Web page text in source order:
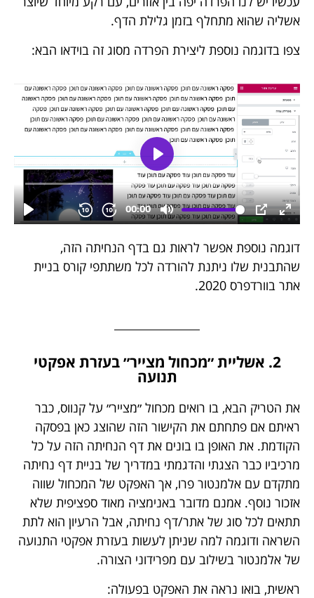
אשליה שהוא מתחלף בזמן גלילת הדף.
צפו בדוגמה נוספת ליצירת הפרדה מסוג זה בוידאו הבא:
דוגמה נוספת אפשר לראות גםבדף הנחיתה הזה,
שהתבנית שלו ניתנת להורדה לכל משתתפי קורסבניית
אתר בוורדפרס 2020
.
2. אשליית ״מכחול מצייר״ בעזרת אפקטי
תנועה
את הטריק הבא, בו רואים מכחול ״מצייר״ על קנווס, כבר
ראיתם אם פתחתם אתהקישור הזהשהוצג כאן בפסקה
הקודמת. את האופן בו בונים את דף הנחיתה הזה על כל
מרכיביו כבר הצגתי והדגמתי במדריך שלבניית דף נחיתה
מתקדם עם אלמנטור פרו, אך האפקט של המכחול שווה
אזכור נוסף. אמנם מדובר באנימציה מאוד ספציפית שלא
תתאים לכל סוג של אתר/דף נחיתה, אבל הרעיון הוא לתת
השראה ודוגמה למה שניתן לעשות בעזרת אפקטי התנועה
של אלמנטור בשילוב עם מפרידוני הצורה.
ראשית, בואו נראה את האפקט בפעולה: